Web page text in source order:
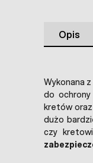
Opis
Wykonana z
do
kretów oraz
dużo
czy